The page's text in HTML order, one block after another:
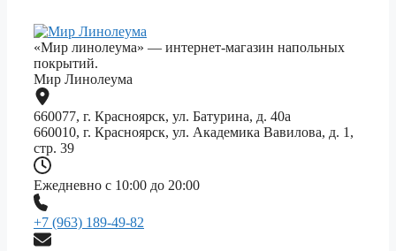
«Мир линолеума» — интернет-магазин напольных
покрытий.
Мир Линолеума
660077, г. Красноярск, ул. Батурина, д. 40а
660010, г. Красноярск, ул. Академика Вавилова, д. 1,
стр. 39
Ежедневно с 10:00 до 20:00
+7 (963) 189-49-82